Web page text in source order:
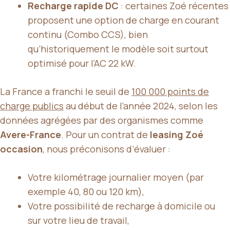
Recharge rapide DC : certaines Zoé récentes
proposent une option de charge en courant
continu (Combo CCS), bien
qu’historiquement le modèle soit surtout
optimisé pour l’AC 22 kW.
La France a franchi le seuil de 100 000 points de
charge publics au début de l’année 2024, selon les
données agrégées par des organismes comme
Avere-France. Pour un contrat de leasing Zoé
occasion, nous préconisons d’évaluer :
Votre kilométrage journalier moyen (par
exemple 40, 80 ou 120 km),
Votre possibilité de recharge à domicile ou
sur votre lieu de travail,